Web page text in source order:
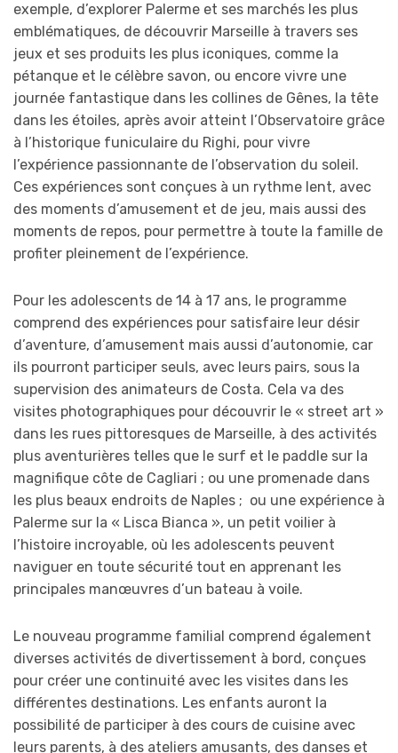
exemple, d’explorer Palerme et ses marchés les plus
emblématiques, de découvrir Marseille à travers ses
jeux et ses produits les plus iconiques, comme la
pétanque et le célèbre savon, ou encore vivre une
journée fantastique dans les collines de Gênes, la tête
dans les étoiles, après avoir atteint l’Observatoire grâce
à l’historique funiculaire du Righi, pour vivre
l’expérience passionnante de l’observation du soleil.
Ces expériences sont conçues à un rythme lent, avec
des moments d’amusement et de jeu, mais aussi des
moments de repos, pour permettre à toute la famille de
profiter pleinement de l’expérience.
Pour les adolescents de 14 à 17 ans, le programme
comprend des expériences pour satisfaire leur désir
d’aventure, d’amusement mais aussi d’autonomie, car
ils pourront participer seuls, avec leurs pairs, sous la
supervision des animateurs de Costa. Cela va des
visites photographiques pour découvrir le « street art »
dans les rues pittoresques de Marseille, à des activités
plus aventurières telles que le surf et le paddle sur la
magnifique côte de Cagliari ; ou une promenade dans
les plus beaux endroits de Naples ; ou une expérience à
Palerme sur la « Lisca Bianca », un petit voilier à
l’histoire incroyable, où les adolescents peuvent
naviguer en toute sécurité tout en apprenant les
principales manœuvres d’un bateau à voile.
Le nouveau programme familial comprend également
diverses activités de divertissement à bord, conçues
pour créer une continuité avec les visites dans les
différentes destinations. Les enfants auront la
possibilité de participer à des cours de cuisine avec
leurs parents, à des ateliers amusants, des danses et